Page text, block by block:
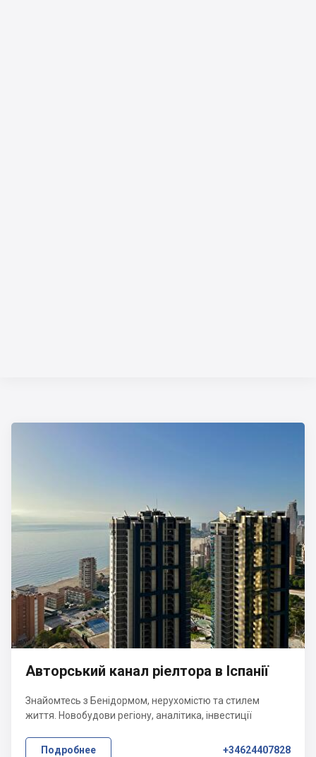
Авторський канал ріелтора в Іспанії
Знайомтесь з Бенідормом, нерухомістю та стилем
життя. Новобудови регіону, аналітика, інвестиції
Подробнее +34624407828